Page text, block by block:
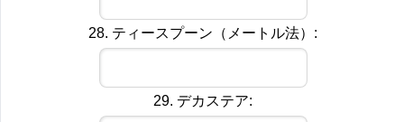
28. ティースプーン（メートル法）:
29. デカステア: